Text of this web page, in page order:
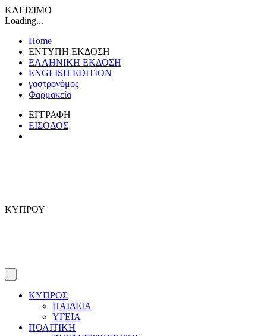
ΚΛΕΙΣΙΜΟ
Loading...
Home
ΕΝΤΥΠΗ ΕΚΔΟΣΗ
ΕΛΛΗΝΙΚΗ ΕΚΔΟΣΗ
ENGLISH EDITION
γαστρονόμος
Φαρμακεία
ΕΓΓΡΑΦΗ
ΕΙΣΟΔΟΣ
ΚΥΠΡΟΥ
ΚΥΠΡΟΣ
ΠΑΙΔΕΙΑ
ΥΓΕΙΑ
ΠΟΛΙΤΙΚΗ